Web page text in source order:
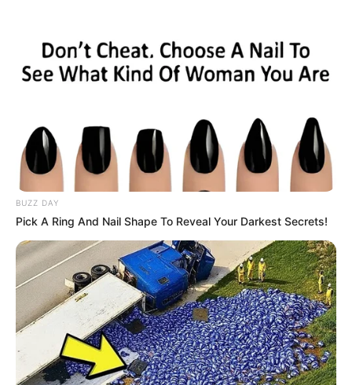
BUZZ DAY
Pick A Ring And Nail Shape To Reveal Your Darkest Secrets!